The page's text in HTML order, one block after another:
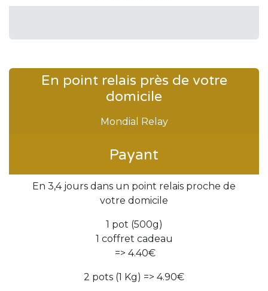
En point relais près de votre
domicile
Mondial Relay
Payant
En 3,4 jours dans un point relais proche de
votre domicile
1 pot (500g)
1 coffret cadeau
=> 4.40€
2 pots (1 Kg) => 4.90€